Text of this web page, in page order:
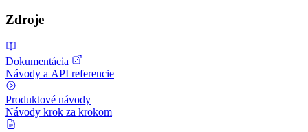
Zdroje
Dokumentácia
Návody a API referencie
Produktové návody
Návody krok za krokom